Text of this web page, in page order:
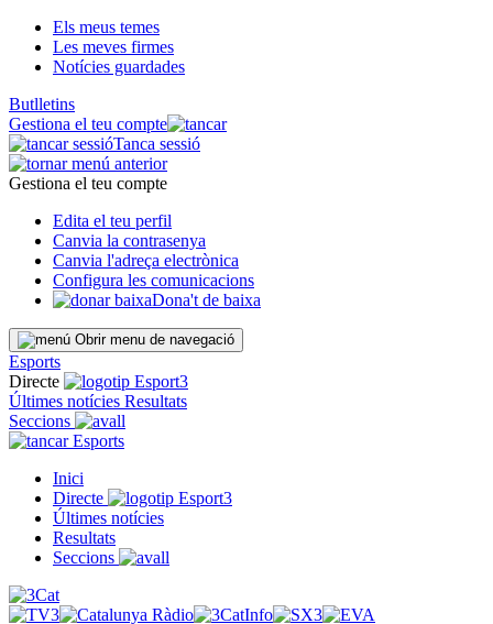
Els meus temes
Les meves firmes
Notícies guardades
Butlletins
Gestiona el teu compte
Tanca sessió
Gestiona el teu compte
Edita el teu perfil
Canvia la contrasenya
Canvia l'adreça electrònica
Configura les comunicacions
Dona't de baixa
Obrir menu de navegació
Esports
Directe
Últimes notícies Resultats
Seccions
Esports
Inici
Directe
Últimes notícies
Resultats
Seccions